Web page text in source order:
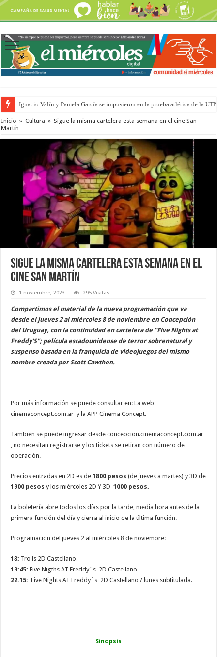
Ignacio Valín y Pamela García se impusieron en la prueba atlética de la
Traigo el litoral en mi canción: 100 años de Aníbal Sampayo
Inicio » Cultura » Sigue la misma cartelera esta semana en el cine San
Martín
Sigue la misma cartelera esta semana en el
cine San Martín
1 noviembre, 2023 295 Visitas
Compartimos el material de la nueva programación que va
desde el jueves 2 al miércoles 8 de noviembre en Concepción
del Uruguay, con la continuidad en cartelera de "Five Nights at
Freddy'S"; película estadounidense de terror sobrenatural y
suspenso basada en la franquicia de videojuegos del mismo
nombre creada por Scott Cawthon.
Por más información se puede consultar en: La web:
cinemaconcept.com.ar y la APP Cinema Concept.
También se puede ingresar desde concepcion.cinemaconcept.com.ar
, no necesitan registrarse y los tickets se retiran con número de
operación.
Precios entradas en 2D es de 1800 pesos (de jueves a martes) y 3D de
1900 pesos y los miércoles 2D Y 3D 1000 pesos.
La boletería abre todos los días por la tarde, media hora antes de la
primera función del día y cierra al inicio de la última función.
Programación del jueves 2 al miércoles 8 de noviembre:
18: Trolls 2D Castellano.
19:45: Five Nigths AT Freddy´s 2D Castellano.
22.15: Five Nights AT Freddy´s 2D Castellano / lunes subtitulada.
Sinopsis